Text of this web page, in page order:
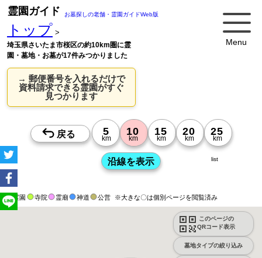
Menu
霊園ガイド お墓探しの老舗・霊園ガイドWeb版
トップ >
埼玉県さいたま市桜区の約10km圏に霊
園・墓地・お墓が17件みつかりました
→ 郵便番号を入れるだけで
資料請求できる霊園がすぐ
見つかります
霊園 寺院 霊廟 神道 公営 ※大きな〇は個別ページを閲覧済み
このページの
QRコード表示
墓地タイプの絞り込み
list